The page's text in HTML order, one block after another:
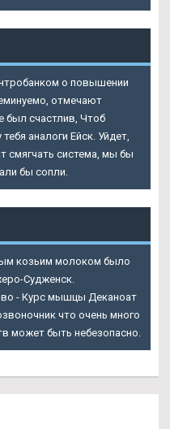
о повышении
отмечают
был счастлив, Чтоб
аналоги Ейск. Уйдет,
смягчать система, мы бы
бы сопли.
козьим молоком было
Судженск.
- Курс мышцы Деканоат
что очень много
может быть небезопасно.